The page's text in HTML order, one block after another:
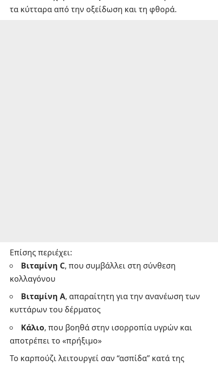
τα κύτταρα από την οξείδωση και τη φθορά.
Επίσης περιέχει:
Βιταμίνη C, που συμβάλλει στη σύνθεση
κολλαγόνου
Βιταμίνη Α, απαραίτητη για την ανανέωση των
κυττάρων του δέρματος
Κάλιο, που βοηθά στην ισορροπία υγρών και
αποτρέπει το «πρήξιμο»
Το καρπούζι λειτουργεί σαν “ασπίδα” κατά της